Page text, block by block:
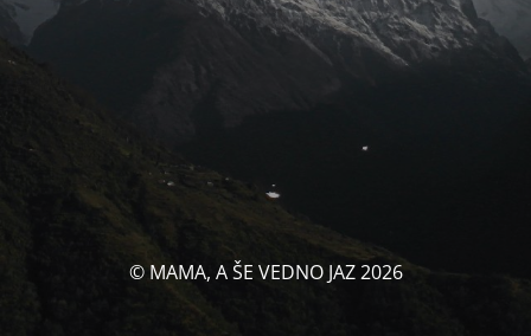
© MAMA, A ŠE VEDNO JAZ 2026